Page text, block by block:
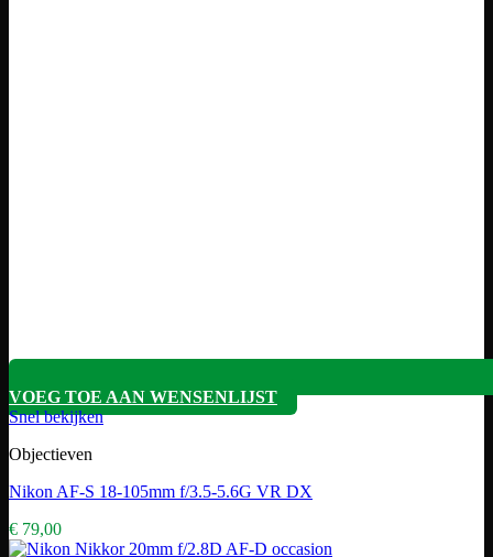
VOEG TOE AAN WENSENLIJST
Snel bekijken
Objectieven
Nikon AF-S 18-105mm f/3.5-5.6G VR DX
€ 79,00